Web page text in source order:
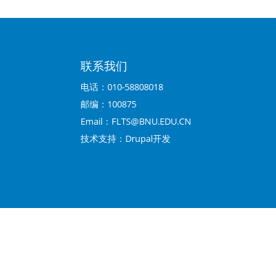
联系我们
电话：010-58808018
邮编：100875
Email：FLTS@BNU.EDU.CN
技术支持： Drupal开发